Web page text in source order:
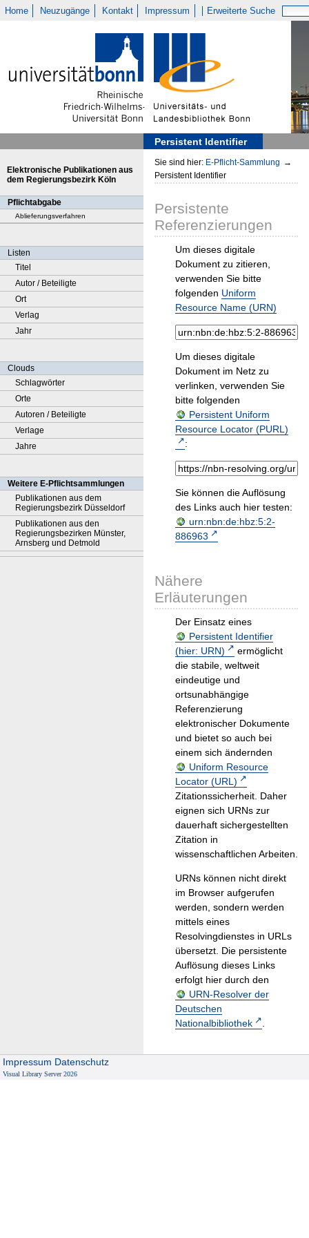
Home Neuzugänge Kontakt Impressum Erweiterte Suche
Persistent Identifier
Elektronische Publikationen aus
dem Regierungsbezirk Köln
Pflichtabgabe
Ablieferungsverfahren
Listen
Titel
Autor / Beteiligte
Ort
Verlag
Jahr
Clouds
Schlagwörter
Orte
Autoren / Beteiligte
Verlage
Jahre
Weitere E-Pflichtsammlungen
Publikationen aus dem
Regierungsbezirk Düsseldorf
Publikationen aus den
Regierungsbezirken Münster,
Arnsberg und Detmold
Sie sind hier: E-Pflicht-Sammlung →
Persistent Identifier
Persistente
Referenzierungen
Um dieses digitale
Dokument zu zitieren,
verwenden Sie bitte
folgenden Uniform
Resource Name (URN)
Um dieses digitale
Dokument im Netz zu
verlinken, verwenden Sie
bitte folgenden
Persistent Uniform
Resource Locator (PURL)
:
Sie können die Auflösung
des Links auch hier testen:
urn:nbn:de:hbz:5:2-
886963
Nähere
Erläuterungen
Der Einsatz eines
Persistent Identifier
(hier: URN)
ermöglicht
die stabile, weltweit
eindeutige und
ortsunabhängige
Referenzierung
elektronischer Dokumente
und bietet so auch bei
einem sich ändernden
Uniform Resource
Locator (URL)
Zitationssicherheit. Daher
eignen sich URNs zur
dauerhaft sichergestellten
Zitation in
wissenschaftlichen Arbeiten.
URNs können nicht direkt
im Browser aufgerufen
werden, sondern werden
mittels eines
Resolvingdienstes in URLs
übersetzt. Die persistente
Auflösung dieses Links
erfolgt hier durch den
URN-Resolver der
Deutschen
Nationalbibliothek
.
Impressum Datenschutz
Visual Library Server 2026